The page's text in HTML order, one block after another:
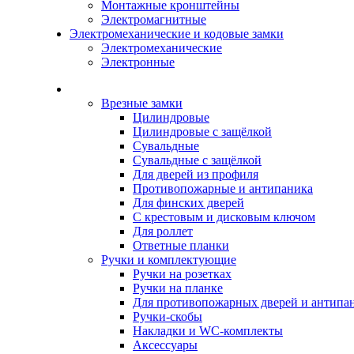
Монтажные кронштейны
Электромагнитные
Электромеханические и кодовые замки
Электромеханические
Электронные
Врезные замки
Цилиндровые
Цилиндровые с защёлкой
Сувальдные
Сувальдные с защёлкой
Для дверей из профиля
Противопожарные и антипаника
Для финских дверей
С крестовым и дисковым ключом
Для роллет
Ответные планки
Ручки и комплектующие
Ручки на розетках
Ручки на планке
Для противопожарных дверей и
Ручки-скобы
Накладки и WC-комплекты
Аксессуары